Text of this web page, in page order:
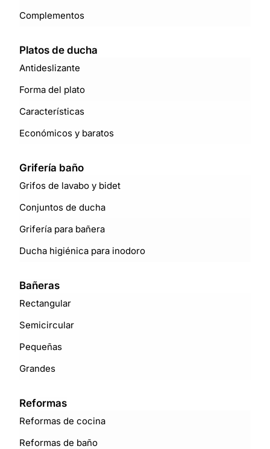
Complementos
Platos de ducha
Antideslizante
Forma del plato
Características
Económicos y baratos
Grifería baño
Grifos de lavabo y bidet
Conjuntos de ducha
Grifería para bañera
Ducha higiénica para inodoro
Bañeras
Rectangular
Semicircular
Pequeñas
Grandes
Reformas
Reformas de cocina
Reformas de baño